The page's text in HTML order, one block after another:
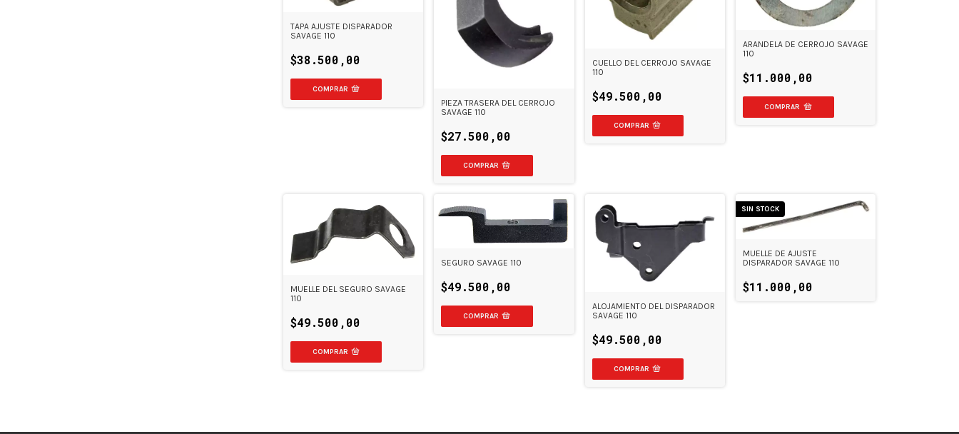
TAPA AJUSTE DISPARADOR
SAVAGE 110
$38.500,00
PIEZA TRASERA DEL CERROJO
SAVAGE 110
$27.500,00
CUELLO DEL CERROJO SAVAGE
110
$49.500,00
ARANDELA DE CERROJO SAVAGE
110
$11.000,00
MUELLE DEL SEGURO SAVAGE
110
$49.500,00
SEGURO SAVAGE 110
$49.500,00
ALOJAMIENTO DEL DISPARADOR
SAVAGE 110
$49.500,00
SIN STOCK
MUELLE DE AJUSTE
DISPARADOR SAVAGE 110
$11.000,00